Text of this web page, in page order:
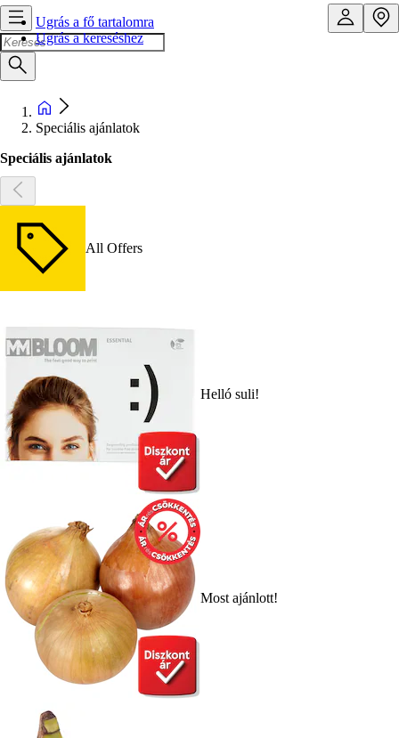
Ugrás a fő tartalomra
Ugrás a kereséshez
Speciális ajánlatok
Speciális ajánlatok
All Offers
Helló suli!
Most ajánlott!